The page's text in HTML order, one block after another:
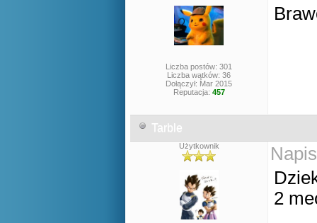
Liczba postów: 301
Liczba wątków: 36
Dołączył: Mar 2015
Reputacja: 457
Tarble
Użytkownik
2